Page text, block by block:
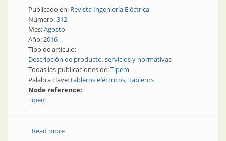
Publicado en: Revista Ingeniería Eléctrica
Número:312
Mes:Agosto
Año:2016
Tipo de artículo:
Descripción de producto, servicios y normativas
Todas las publicaciones de:Tipem
Palabra clave:tableros eléctricos tableros
Node reference:
Tipem
Read moreabout Más tableros, más metros y más proyectos